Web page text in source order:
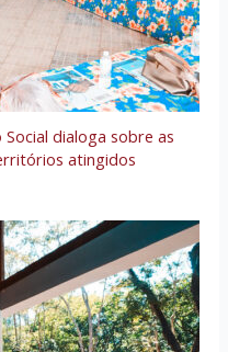
dialoga sobre as
atingidos